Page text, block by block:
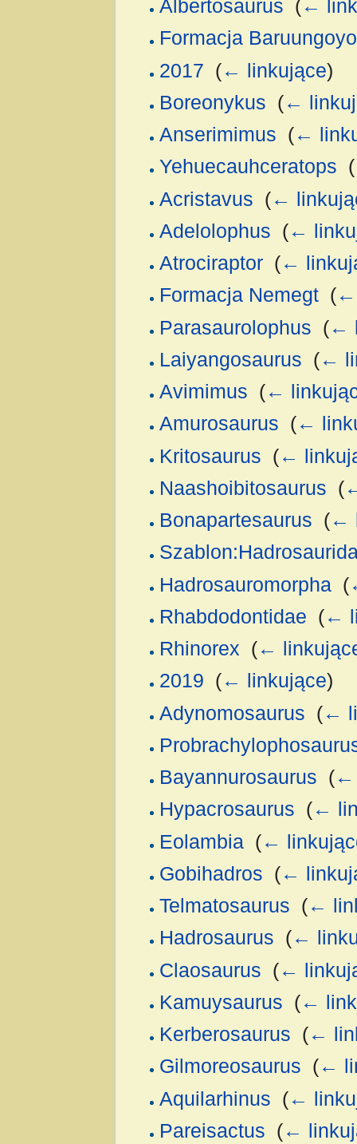
Albertosaurus ( ←
Formacja
2017 (← linkujące)
Boreonykus (←
Anserimimus (←
Yehuecauhceratops (
Acristavus (←
Adelolophus (←
Atrociraptor‎ (←
Formacja Nemegt‎ (←
Parasaurolophus (←
Laiyangosaurus (←
Avimimus (←
Amurosaurus (←
Kritosaurus (←
Naashoibitosaurus (
Bonapartesaurus (←
Hadrosauromorpha‎ (
Rhabdodontidae (←
Rhinorex (←
2019 (← linkujące)
Adynomosaurus (←
Bayannurosaurus (←
Hypacrosaurus (←
Eolambia‎ (←
Gobihadros (←
Telmatosaurus (←
Hadrosaurus (←
Claosaurus (←
Kamuysaurus (←
Kerberosaurus (←
Gilmoreosaurus (←
Aquilarhinus (←
Pareisactus (←